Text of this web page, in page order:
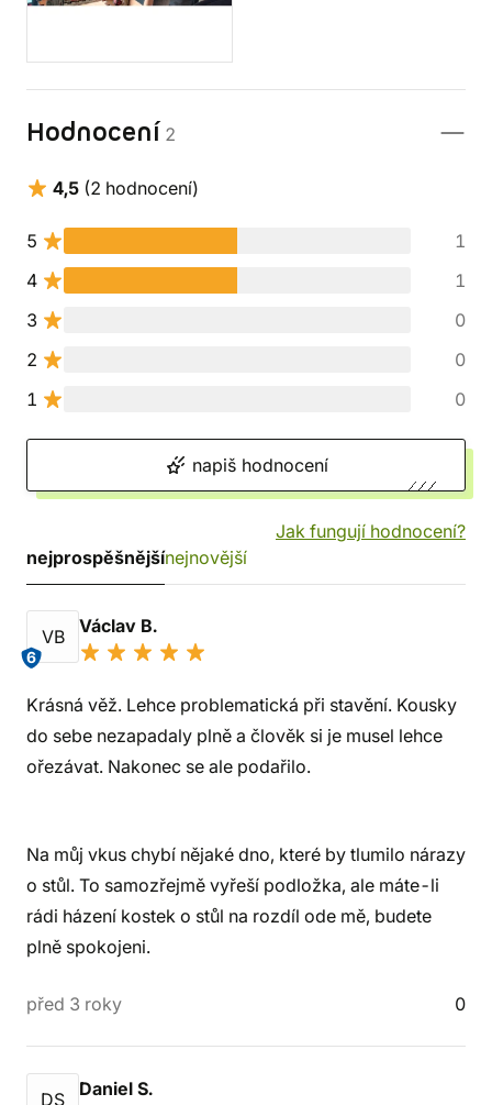
Hodnocení 2
4,5 (2 hodnocení)
5
1
4
1
3
0
2
0
1
0
napiš hodnocení
Jak fungují hodnocení?
nejprospěšnějšínejnovější
VB
6
Václav B.
Krásná věž. Lehce problematická při stavění. Kousky
do sebe nezapadaly plně a člověk si je musel lehce
ořezávat. Nakonec se ale podařilo.
Na můj vkus chybí nějaké dno, které by tlumilo nárazy
o stůl. To samozřejmě vyřeší podložka, ale máte-li
rádi házení kostek o stůl na rozdíl ode mě, budete
plně spokojeni.
před 3 roky 0
DS Daniel S.